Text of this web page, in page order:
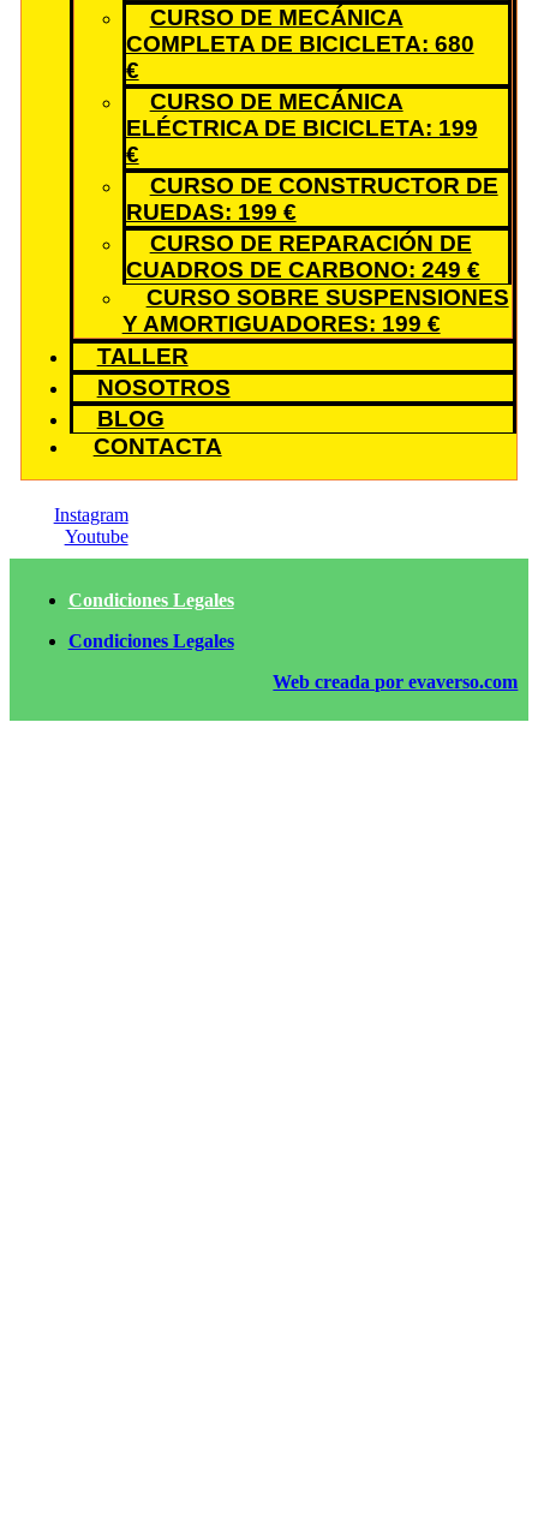
CURSO DE MECÁNICA
COMPLETA DE BICICLETA: 680
€
CURSO DE MECÁNICA
ELÉCTRICA DE BICICLETA: 199
€
CURSO DE CONSTRUCTOR DE
RUEDAS: 199 €
CURSO DE REPARACIÓN DE
CUADROS DE CARBONO: 249 €
CURSO SOBRE SUSPENSIONES
Y AMORTIGUADORES: 199 €
TALLER
NOSOTROS
BLOG
CONTACTA
Instagram
Youtube
Condiciones Legales
Condiciones Legales
Web creada por evaverso.com